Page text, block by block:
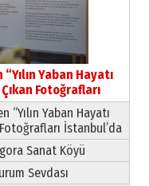
Yaban Hayatı
Fotoğrafları
Yaban Hayatı
İstanbul’da
Sanat Köyü
Sevdası